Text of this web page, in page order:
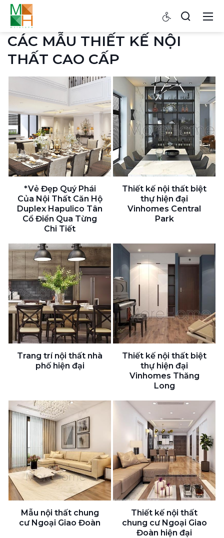
CÁC MẪU THIẾT KẾ NỘI
THẤT CAO CẤP
*Vẻ Đẹp Quý Phái
Của Nội Thất Căn Hộ
Duplex Hapulico Tân
Cổ Điển Qua Từng
Chi Tiết
Thiết kế nội thất biệt
thự hiện đại
Vinhomes Central
Park
Trang trí nội thất nhà
phố hiện đại
Thiết kế nội thất biệt
thự hiện đại
Vinhomes Thăng
Long
Mẫu nội thất chung
cư Ngoại Giao Đoàn
Thiết kế nội thất
chung cư Ngoại Giao
Đoàn hiện đại